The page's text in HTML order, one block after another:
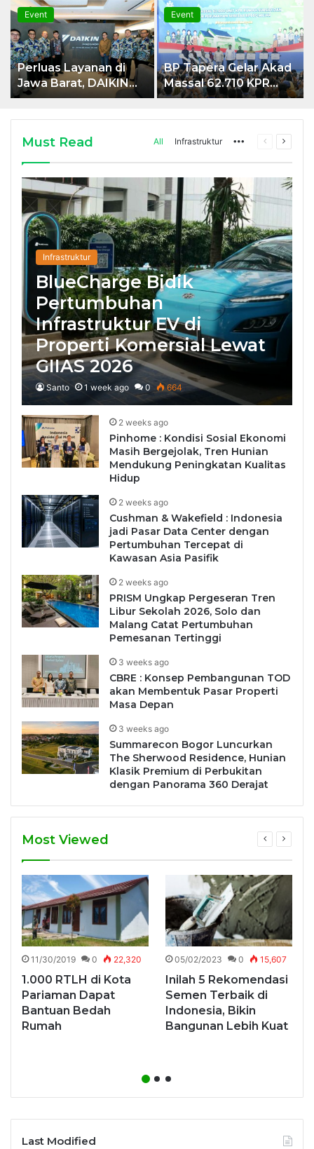
Event
Perluas Layanan di
Jawa Barat, DAIKIN
Proshop Showroom
Event
BP Tapera Gelar Akad
Massal 62.710 KPR
Sejahtera FLPP
Must Read All Infrastruktur MorePrevious
Next
Infrastruktur
BlueCharge Bidik
Pertumbuhan
Infrastruktur EV di
Properti Komersial Lewat
GIIAS 2026
Santo 1 week ago 0 664
2 weeks ago
Pinhome : Kondisi Sosial Ekonomi
Masih Bergejolak, Tren Hunian
Mendukung Peningkatan Kualitas
Hidup
2 weeks ago
Cushman & Wakefield : Indonesia
jadi Pasar Data Center dengan
Pertumbuhan Tercepat di
Kawasan Asia Pasifik
2 weeks ago
PRISM Ungkap Pergeseran Tren
Libur Sekolah 2026, Solo dan
Malang Catat Pertumbuhan
Pemesanan Tertinggi
3 weeks ago
CBRE : Konsep Pembangunan TOD
akan Membentuk Pasar Properti
Masa Depan
3 weeks ago
Summarecon Bogor Luncurkan
The Sherwood Residence, Hunian
Klasik Premium di Perbukitan
dengan Panorama 360 Derajat
Most Viewed
11/30/2019 0 22,320
1.000 RTLH di Kota
Pariaman Dapat
Bantuan Bedah
Rumah
05/02/2023 0 15,607
Inilah 5 Rekomendasi
Semen Terbaik di
Indonesia, Bikin
Bangunan Lebih Kuat
Last Modified